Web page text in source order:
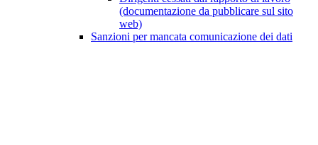
(documentazione da pubblicare sul sito
web)
Sanzioni per mancata comunicazione dei dati